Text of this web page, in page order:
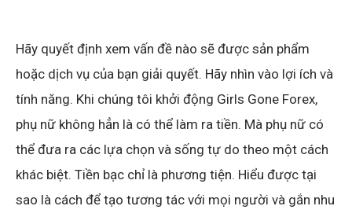
Hãy quyết định xem vấn đề nào sẽ được sản phẩm
hoặc dịch vụ của bạn giải quyết. Hãy nhìn vào lợi ích và
tính năng. Khi chúng tôi khởi động Girls Gone Forex,
phụ nữ không hẳn là có thể làm ra tiền. Mà phụ nữ có
thể đưa ra các lựa chọn và sống tự do theo một cách
khác biệt. Tiền bạc chỉ là phương tiện. Hiểu được tại
sao là cách để tạo tương tác với mọi người và gắn nhu